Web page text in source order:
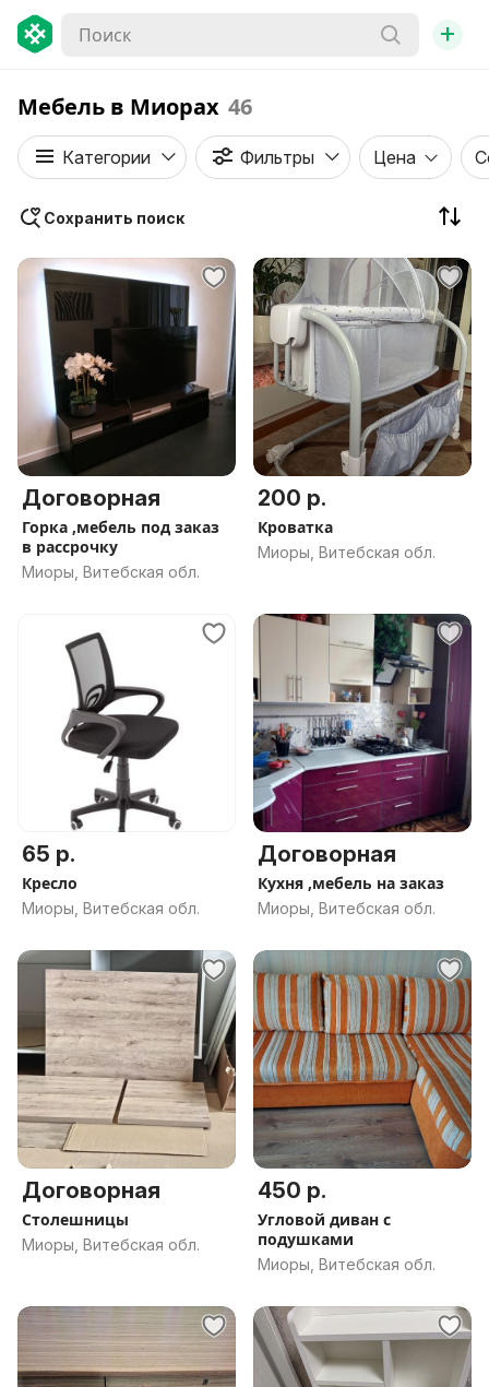
+
Мебель в Миорах 46
Категории Фильтры Цена
Сохранить поиск
Договорная
Горка ,мебель под заказ
в рассрочку
Миоры, Витебская обл.
200 р.
Кроватка
Миоры, Витебская обл.
65 р.
Кресло
Миоры, Витебская обл.
Договорная
Кухня ,мебель на заказ
Миоры, Витебская обл.
Договорная
Столешницы
Миоры, Витебская обл.
450 р.
Угловой диван с
подушками
Миоры, Витебская обл.